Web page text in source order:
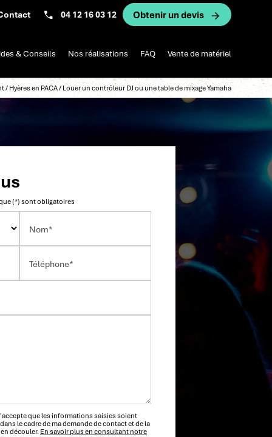
04 12 16 03 12 Obtenir un devis
& Conseils Nos réalisations FAQ Vente de matériel
en PACA / Louer un contrôleur DJ ou une table de mixage Yamaha
(*) sont obligatoires
Nom*
Téléphone*
que les informations saisies soient
le cadre de ma demande de contact et de la
découler. En savoir plus en consultant notre